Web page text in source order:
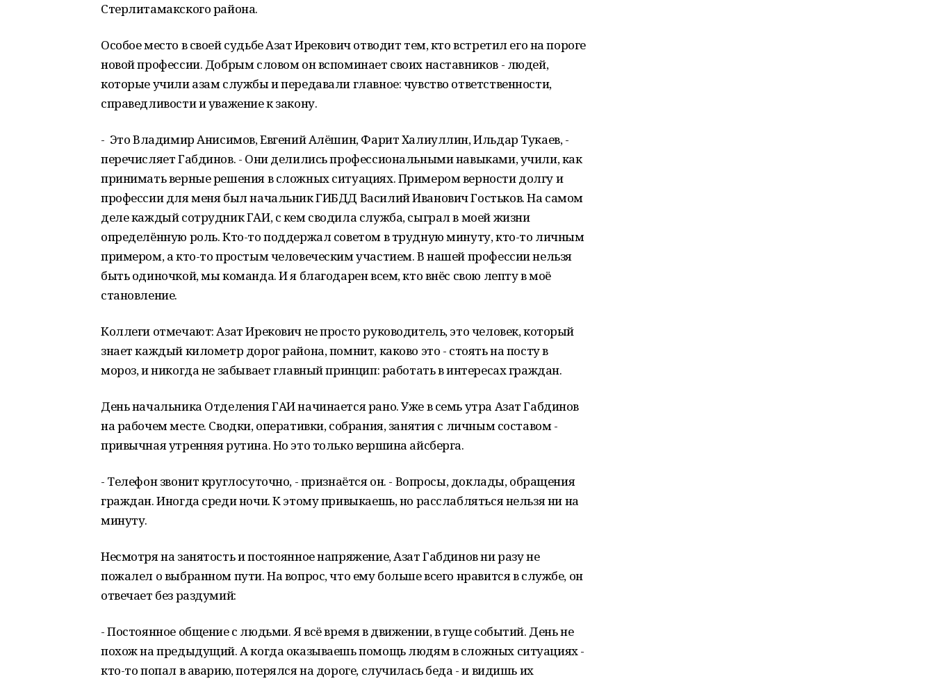
Стерлитамакского района.
Особое место в своей судьбе Азат Ирекович отводит тем, кто встретил его на пороге
новой профессии. Добрым словом он вспоминает своих наставников - людей,
которые учили азам службы и передавали главное: чувство ответственности,
справедливости и уважение к закону.
- Это Владимир Анисимов, Евгений Алёшин, Фарит Халиуллин, Ильдар Тукаев, -
перечисляет Габдинов. - Они делились профессиональными навыками, учили, как
принимать верные решения в сложных ситуациях. Примером верности долгу и
профессии для меня был начальник ГИБДД Василий Иванович Гостьков. На самом
деле каждый сотрудник ГАИ, с кем сводила служба, сыграл в моей жизни
определённую роль. Кто-то поддержал советом в трудную минуту, кто-то личным
примером, а кто-то простым человеческим участием. В нашей профессии нельзя
быть одиночкой, мы команда. И я благодарен всем, кто внёс свою лепту в моё
становление.
Коллеги отмечают: Азат Ирекович не просто руководитель, это человек, который
знает каждый километр дорог района, помнит, каково это - стоять на посту в
мороз, и никогда не забывает главный принцип: работать в интересах граждан.
День начальника Отделения ГАИ начинается рано. Уже в семь утра Азат Габдинов
на рабочем месте. Сводки, оперативки, собрания, занятия с личным составом -
привычная утренняя рутина. Но это только вершина айсберга.
- Телефон звонит круглосуточно, - признаётся он. - Вопросы, доклады, обращения
граждан. Иногда среди ночи. К этому привыкаешь, но расслабляться нельзя ни на
минуту.
Несмотря на занятость и постоянное напряжение, Азат Габдинов ни разу не
пожалел о выбранном пути. На вопрос, что ему больше всего нравится в службе, он
отвечает без раздумий:
- Постоянное общение с людьми. Я всё время в движении, в гуще событий. День не
похож на предыдущий. А когда оказываешь помощь людям в сложных ситуациях -
кто-то попал в аварию, потерялся на дороге, случилась беда - и видишь их